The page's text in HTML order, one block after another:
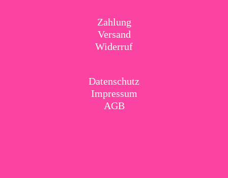
Zahlung
Versand
Widerruf
Datenschutz
Impressum
AGB